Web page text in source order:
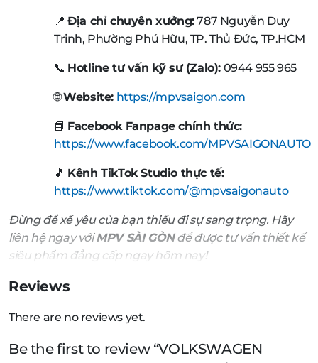
📍Địa chỉ chuyên xưởng:787 Nguyễn Duy
Trinh, Phường Phú Hữu, TP. Thủ Đức, TP.HCM
📞 Hotline tư vấn kỹ sư (Zalo): 0944 955 965
🌐Website: https://mpvsaigon.com
📘 Facebook Fanpage chính thức:
https://www.facebook.com/MPVSAIGONAUTO
🎵 Kênh TikTok Studio thực tế:
https://www.tiktok.com/@mpvsaigonauto
Đừng để xế yêu của bạn thiếu đi sự sang trọng. Hãy
liên hệ ngay vớiMPV SÀI GÒNđể được tư vấn thiết kế
siêu phẩm đẳng cấp ngay hôm nay!
Reviews
There are no reviews yet.
Be the first to review “VOLKSWAGEN